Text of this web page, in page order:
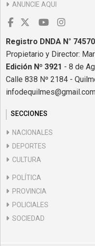
ANUNCIE AQUI
Registro DNDA N°
Propietario y Director:
Edición Nº 3921 - 8 de
Calle 838 Nº 2184 -
SECCIONES
NACIONALES
DEPORTES
CULTURA
POLÍTICA
PROVINCIA
POLICIALES
SOCIEDAD